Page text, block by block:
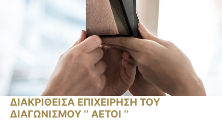
ΔΙΑΚΡΙΘΕΙΣΑ ΕΠΙΧΕΙΡΗΣΗ ΤΟΥ
ΔΙΑΓΩΝΙΣΜΟΥ ‘’ ΑΕΤΟΙ ‘’